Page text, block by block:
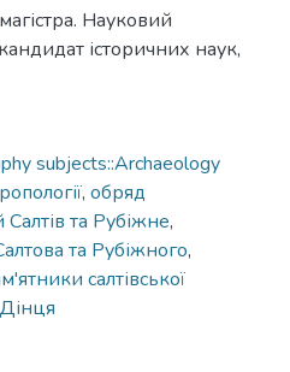
Науковий
історичних наук,
subjects::Archaeology
, обряд
та Рубіжне,
та Рубіжного,
салтівської